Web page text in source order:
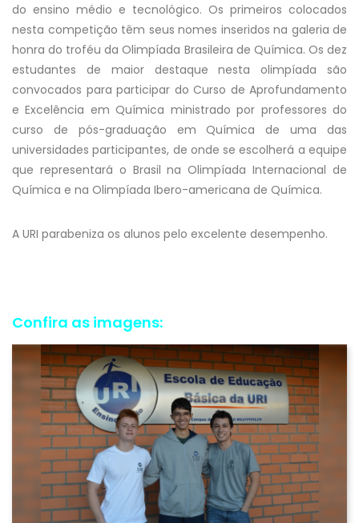
do ensino médio e tecnológico. Os primeiros colocados
nesta competição têm seus nomes inseridos na galeria de
honra do troféu da Olimpíada Brasileira de Química. Os dez
estudantes de maior destaque nesta olimpíada são
convocados para participar do Curso de Aprofundamento
e Excelência em Química ministrado por professores do
curso de pós-graduação em Química de uma das
universidades participantes, de onde se escolherá a equipe
que representará o Brasil na Olimpíada Internacional de
Química e na Olimpíada Ibero-americana de Química.
A URI parabeniza os alunos pelo excelente desempenho.
Confira as imagens: